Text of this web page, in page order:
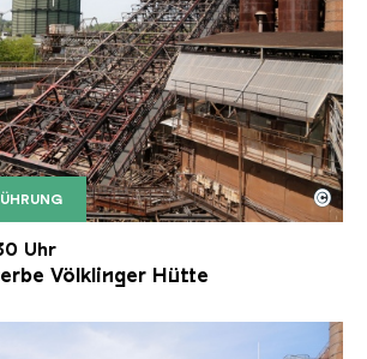
der Völklinger Hütte mit
Völklinger Hütte | Karl
©
Uhr
Völklinger Hütte